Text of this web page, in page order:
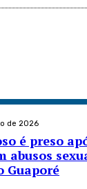
de 2026
é preso
abusos
Guaporé